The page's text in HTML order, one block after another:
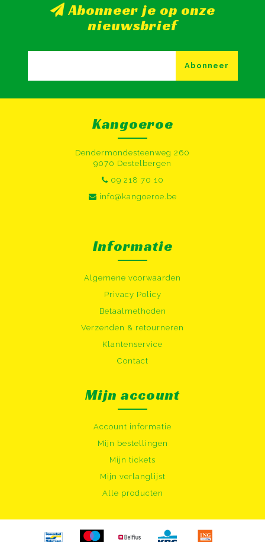
Abonneer je op onze
nieuwsbrief
Abonneer
Kangoeroe
Dendermondesteenweg 260
9070 Destelbergen
09 218 70 10
info@kangoeroe.be
Informatie
Algemene voorwaarden
Privacy Policy
Betaalmethoden
Verzenden & retourneren
Klantenservice
Contact
Mijn account
Account informatie
Mijn bestellingen
Mijn tickets
Mijn verlanglijst
Alle producten